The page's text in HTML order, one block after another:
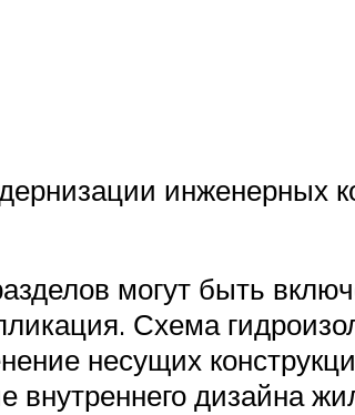
инженерных
могут быть
Схема
несущих
внутреннего дизайна